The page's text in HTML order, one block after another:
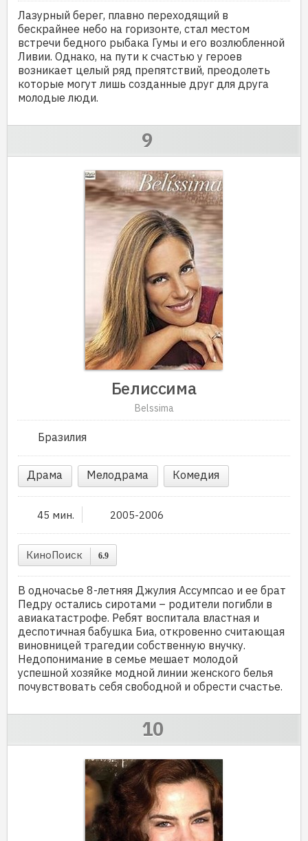
Лазурный берег, плавно переходящий в
бескрайнее небо на горизонте, стал местом
встречи бедного рыбака Гумы и его возлюбленной
Ливии. Однако, на пути к счастью у героев
возникает целый ряд препятствий, преодолеть
которые могут лишь созданные друг для друга
молодые люди.
Белиссима
Belssima
Бразилия
Драма Мелодрама Комедия
45 мин. 2005-2006
КиноПоиск 6.9
В одночасье 8-летняя Джулия Ассумпсао и ее брат
Педру остались сиротами – родители погибли в
авиакатастрофе. Ребят воспитала властная и
деспотичная бабушка Биа, откровенно считающая
виновницей трагедии собственную внучку.
Недопонимание в семье мешает молодой
успешной хозяйке модной линии женского белья
почувствовать себя свободной и обрести счастье.